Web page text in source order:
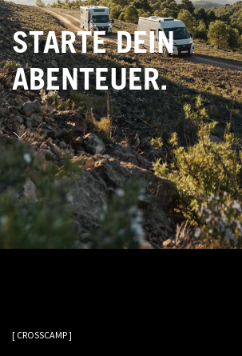
STARTE DEIN
ABENTEUER.
[ CROSSCAMP ]